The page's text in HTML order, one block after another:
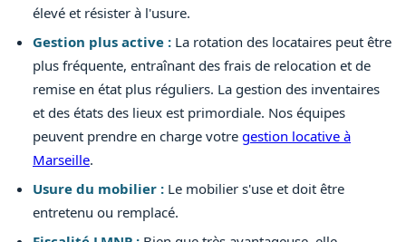
élevé et résister à l'usure.
Gestion plus active : La rotation des locataires peut être
plus fréquente, entraînant des frais de relocation et de
remise en état plus réguliers. La gestion des inventaires
et des états des lieux est primordiale. Nos équipes
peuvent prendre en charge votre gestion locative à
Marseille.
Usure du mobilier : Le mobilier s'use et doit être
entretenu ou remplacé.